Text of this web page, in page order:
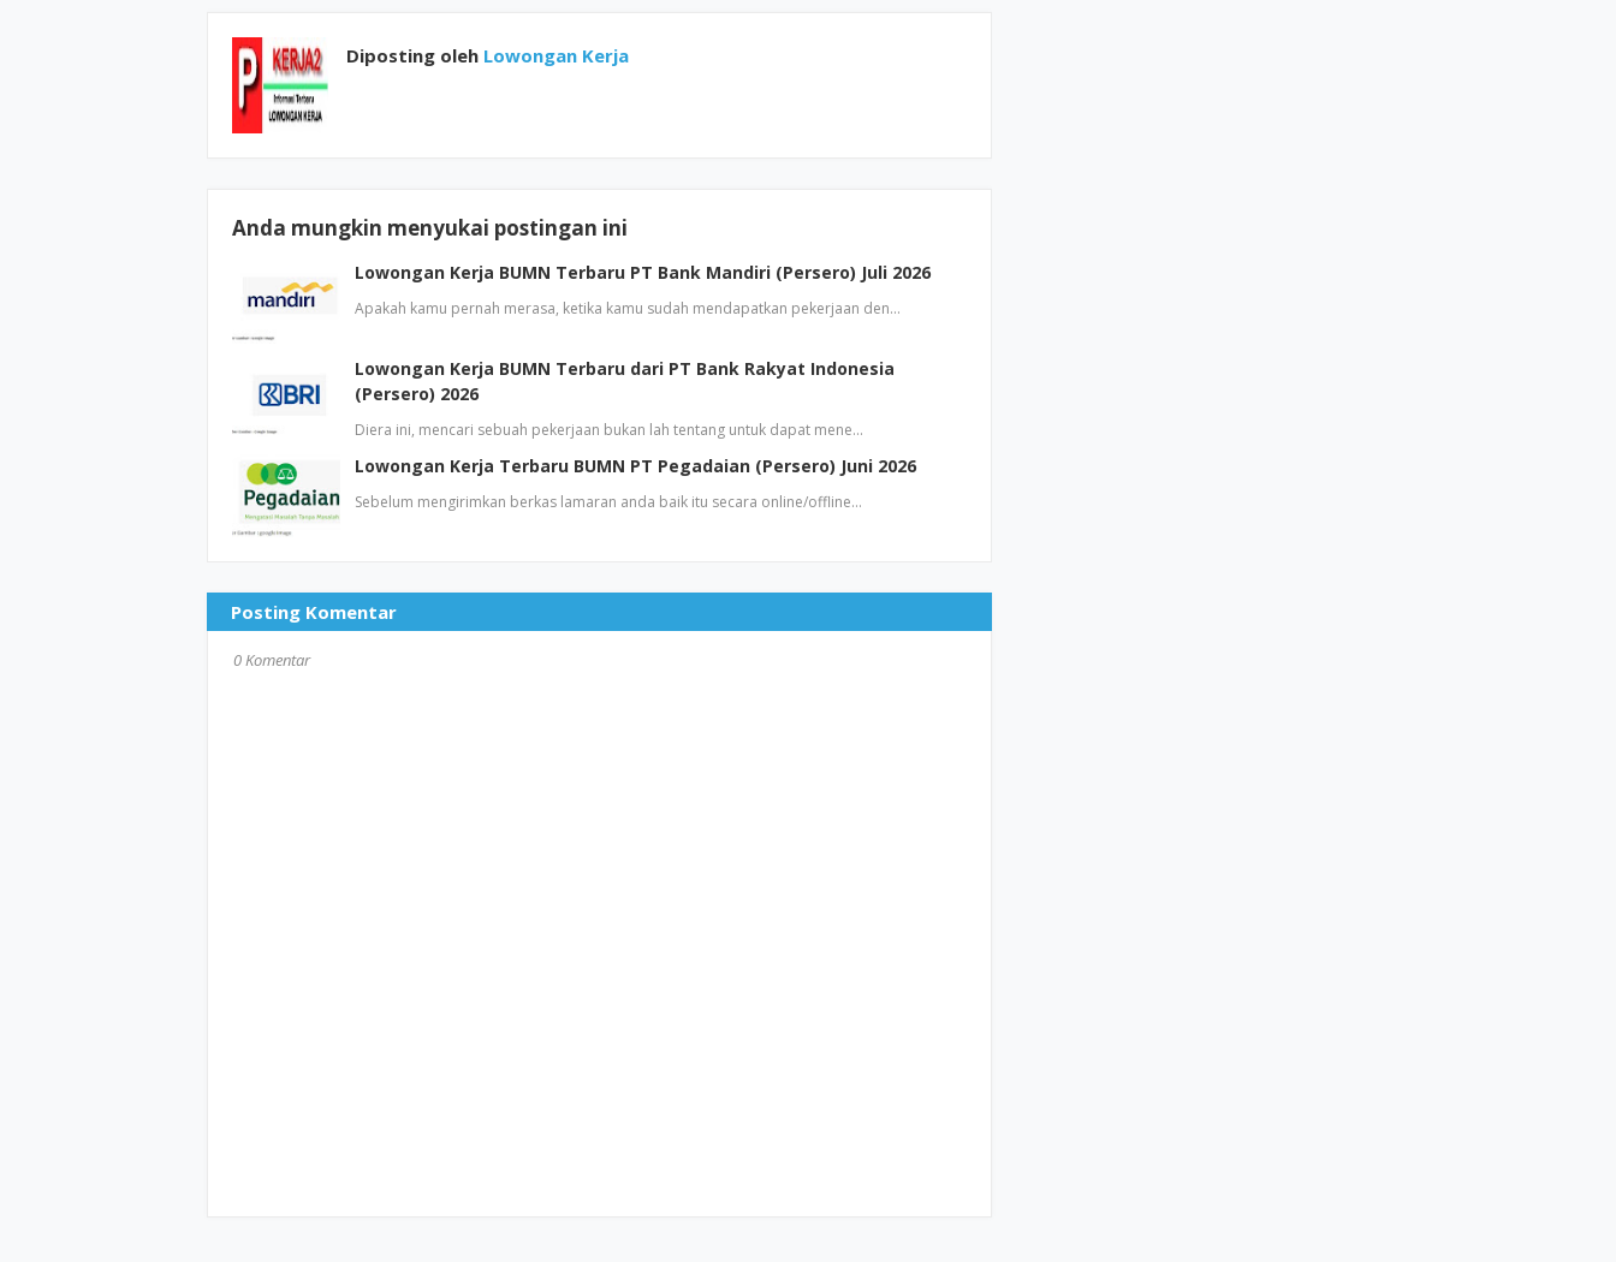
Diposting oleh Lowongan Kerja
Anda mungkin menyukai postingan ini
Lowongan Kerja BUMN Terbaru PT Bank Mandiri (Persero) Juli 2026
Apakah kamu pernah merasa, ketika kamu sudah mendapatkan pekerjaan den…
Lowongan Kerja BUMN Terbaru dari PT Bank Rakyat Indonesia
(Persero) 2026
Diera ini, mencari sebuah pekerjaan bukan lah tentang untuk dapat mene…
Lowongan Kerja Terbaru BUMN PT Pegadaian (Persero) Juni 2026
Sebelum mengirimkan berkas lamaran anda baik itu secara online/offline…
Posting Komentar
0 Komentar